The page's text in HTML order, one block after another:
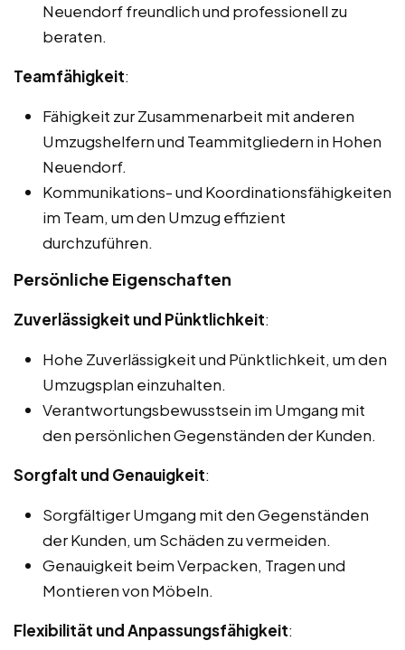
Neuendorf freundlich und professionell zu
beraten.
Teamfähigkeit:
Fähigkeit zur Zusammenarbeit mit anderen
Umzugshelfern und Teammitgliedern in Hohen
Neuendorf.
Kommunikations- und Koordinationsfähigkeiten
im Team, um den Umzug effizient
durchzuführen.
Persönliche Eigenschaften
Zuverlässigkeit und Pünktlichkeit:
Hohe Zuverlässigkeit und Pünktlichkeit, um den
Umzugsplan einzuhalten.
Verantwortungsbewusstsein im Umgang mit
den persönlichen Gegenständen der Kunden.
Sorgfalt und Genauigkeit:
Sorgfältiger Umgang mit den Gegenständen
der Kunden, um Schäden zu vermeiden.
Genauigkeit beim Verpacken, Tragen und
Montieren von Möbeln.
Flexibilität und Anpassungsfähigkeit: